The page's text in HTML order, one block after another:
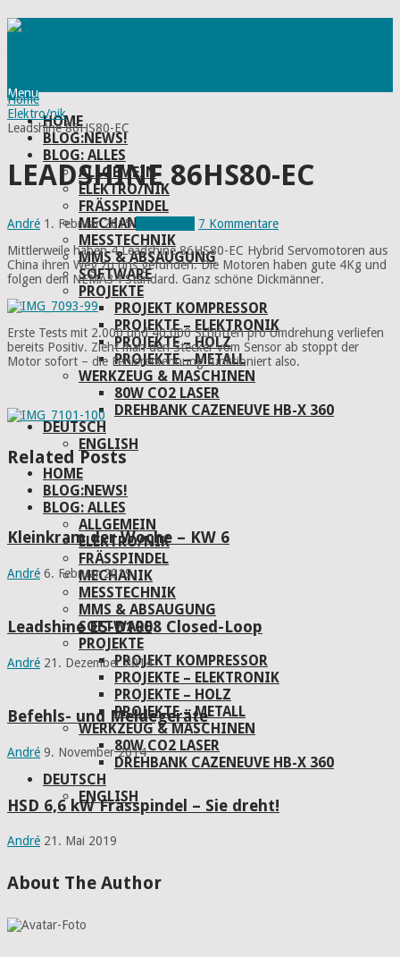
Menu
HOME
BLOG:NEWS!
BLOG: ALLES
ALLGEMEIN
ELEKTRO/NIK
FRÄSSPINDEL
MECHANIK
MESSTECHNIK
MMS & ABSAUGUNG
SOFTWARE
PROJEKTE
PROJEKT KOMPRESSOR
PROJEKTE – ELEKTRONIK
PROJEKTE – HOLZ
PROJEKTE – METALL
WERKZEUG & MASCHINEN
80W CO2 LASER
DREHBANK CAZENEUVE HB-X 360
DEUTSCH
ENGLISH
HOME
BLOG:NEWS!
BLOG: ALLES
ALLGEMEIN
ELEKTRO/NIK
FRÄSSPINDEL
MECHANIK
MESSTECHNIK
MMS & ABSAUGUNG
SOFTWARE
PROJEKTE
PROJEKT KOMPRESSOR
PROJEKTE – ELEKTRONIK
PROJEKTE – HOLZ
PROJEKTE – METALL
WERKZEUG & MASCHINEN
80W CO2 LASER
DREHBANK CAZENEUVE HB-X 360
DEUTSCH
ENGLISH
Home
Elektro/nik
Leadshine 86HS80-EC
LEADSHINE 86HS80-EC
André 1. Februar 2015
7 Kommentare
Mittlerweile haben 4 Leadshine 86HS80-EC Hybrid Servomotoren aus
China ihren Weg zu uns gefunden. Die Motoren haben gute 4Kg und
folgen dem NEMA34 Standard. Ganz schöne Dickmänner.
Erste Tests mit 2.000 und 40.000 Schritten pro Umdrehung verliefen
bereits Positiv. Zieht man den Stecker vom Sensor ab stoppt der
Motor sofort – die Fehlererkennung funktioniert also.
Related Posts
Kleinkram der Woche – KW 6
André 6. Februar 2019
Leadshine ES-D1008 Closed-Loop
André 21. Dezember 2014
Befehls- und Meldegeräte
André 9. November 2014
HSD 6,6 kW Frässpindel – Sie dreht!
André 21. Mai 2019
About The Author